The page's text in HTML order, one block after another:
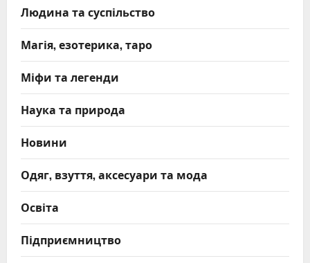
Людина та суспільство
Магія, езотерика, таро
Міфи та легенди
Наука та природа
Новини
Одяг, взуття, аксесуари та мода
Освіта
Підприємництво